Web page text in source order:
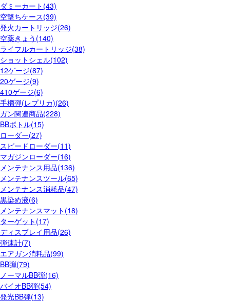
ダミーカート(43)
空撃ちケース(39)
発火カートリッジ(26)
空薬きょう(140)
ライフルカートリッジ(38)
ショットシェル(102)
12ゲージ(87)
20ゲージ(9)
410ゲージ(6)
手榴弾(レプリカ)(26)
ガン関連商品(228)
BBボトル(15)
ローダー(27)
スピードローダー(11)
マガジンローダー(16)
メンテナンス用品(136)
メンテナンスツール(65)
メンテナンス消耗品(47)
黒染め液(6)
メンテナンスマット(18)
ターゲット(17)
ディスプレイ用品(26)
弾速計(7)
エアガン消耗品(99)
BB弾(79)
ノーマルBB弾(16)
バイオBB弾(54)
発光BB弾(13)